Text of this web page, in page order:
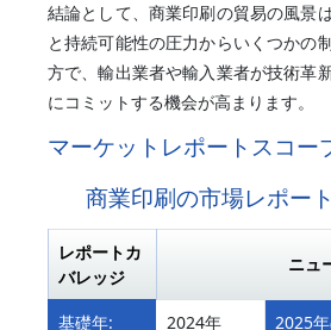
結論として、商業印刷の貿易の風景
と持続可能性の圧力からいくつかの
方で、輸出業者や輸入業者が技術革
にコミットする機会が高まります。
マーケットレポートスコー
商業印刷の市場レポー
レポートカ
バレッジ
ニュ
基礎年:
2024年
2025